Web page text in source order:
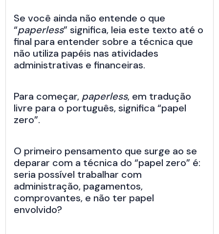
Se você ainda não entende o que
“paperless” significa, leia este texto até o
final para entender sobre a técnica que
não utiliza papéis nas atividades
administrativas e financeiras.
Para começar, paperless, em tradução
livre para o português, significa “papel
zero”.
O primeiro pensamento que surge ao se
deparar com a técnica do “papel zero” é:
seria possível trabalhar com
administração, pagamentos,
comprovantes, e não ter papel
envolvido?